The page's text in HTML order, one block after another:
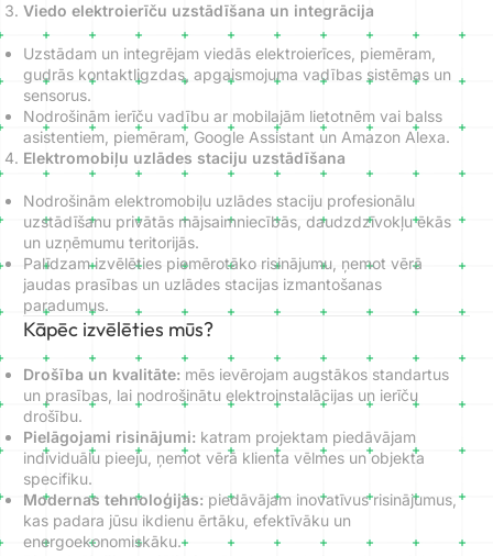
Viedo elektroierīču uzstādīšana un integrācija
Uzstādam un integrējam viedās elektroierīces, piemēram,
gudrās kontaktligzdas, apgaismojuma vadības sistēmas un
sensorus.
Nodrošinām ierīču vadību ar mobilajām lietotnēm vai balss
asistentiem, piemēram, Google Assistant un Amazon Alexa.
Elektromobiļu uzlādes staciju uzstādīšana
Nodrošinām elektromobiļu uzlādes staciju profesionālu
uzstādīšanu privātās mājsaimniecībās, daudzdzīvokļu ēkās
un uzņēmumu teritorijās.
Palīdzam izvēlēties piemērotāko risinājumu, ņemot vērā
jaudas prasības un uzlādes stacijas izmantošanas
paradumus.
Kāpēc izvēlēties mūs?
Drošība un kvalitāte: mēs ievērojam augstākos standartus
un prasības, lai nodrošinātu elektroinstalācijas un ierīču
drošību.
Pielāgojami risinājumi: katram projektam piedāvājam
individuālu pieeju, ņemot vērā klienta vēlmes un objekta
specifiku.
Modernas tehnoloģijas: piedāvājam inovatīvus risinājumus,
kas padara jūsu ikdienu ērtāku, efektīvāku un
energoekonomiskāku.